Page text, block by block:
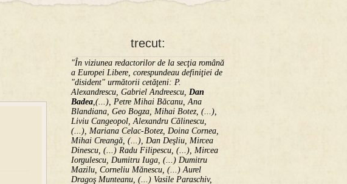
trecut:
"În viziunea redactorilor de la secţia română
a Europei Libere, corespundeau definiţiei de
"disident" următorii ce­tă­ţeni: P.
Alexandrescu, Gabriel Andreescu, Dan
Badea,(...), Petre Mihai Băcanu, Ana
Blandiana, Geo Bogza, Mihai Botez, (...),
Liviu Cangeopol, Alexandru Călinescu,
(...), Mariana Celac-Botez, Doina Cornea,
Mihai Creangă, (...), Dan Deşliu, Mircea
Dinescu, (...) Radu Filipescu, (...), Mircea
Iorgulescu, Dumitru Iuga, (...) Dumitru
Mazilu, Corneliu Mănescu, (...) Aurel
Dragoş Munteanu, (...) Vasile Paraschiv,